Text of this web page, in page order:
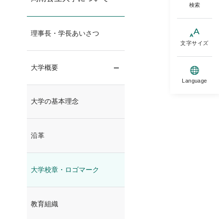
検索
文字サイズ
Language
理事長・学長あいさつ
大学概要
大学の基本理念
沿革
大学校章・ロゴマーク
教育組織